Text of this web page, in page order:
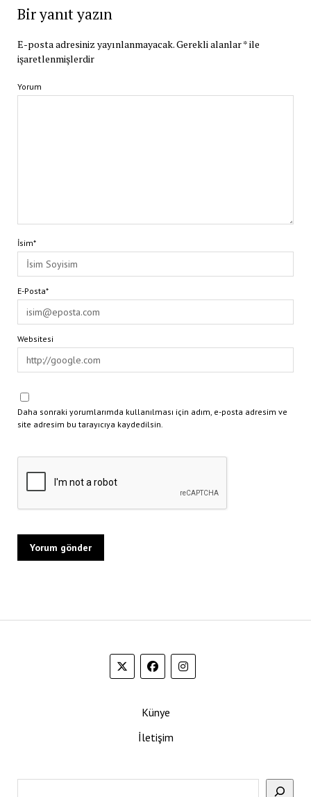
Bir yanıt yazın
E-posta adresiniz yayınlanmayacak.Gerekli alanlar*ile
işaretlenmişlerdir
Yorum
İsim*
E-Posta*
Websitesi
Daha sonraki yorumlarımda kullanılması için adım, e-posta adresim ve
site adresim bu tarayıcıya kaydedilsin.
Künye
İletişim